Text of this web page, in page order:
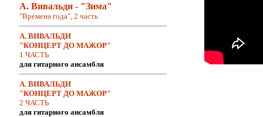
А. Вивальди - "Зима"
"Времена года", 2 часть
А. ВИВАЛЬДИ
"КОНЦЕРТ ДО МАЖОР"
1 ЧАСТЬ
для гитарного ансамбля
А. ВИВАЛЬДИ
"КОНЦЕРТ ДО МАЖОР"
2 ЧАСТЬ
для гитарного ансамбля